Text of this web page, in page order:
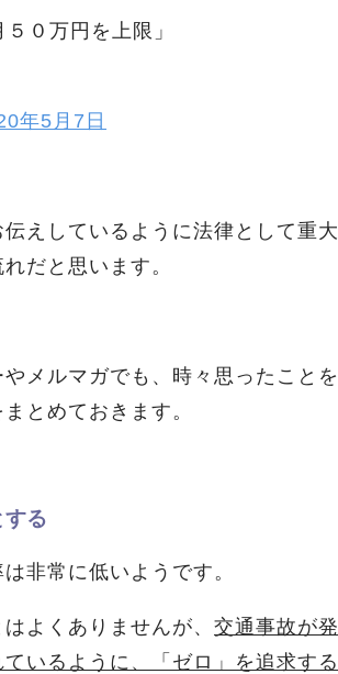
０万円を上限」
年5月7日
伝えしているように法律として重大
だと思います。
メルマガでも、時々思ったことを
とめておきます。
する
非常に低いようです。
よくありませんが、 交通事故が発
いるように、「ゼロ」を追求する